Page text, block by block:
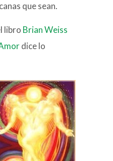
que sean.
libro Brian Weiss
dice lo